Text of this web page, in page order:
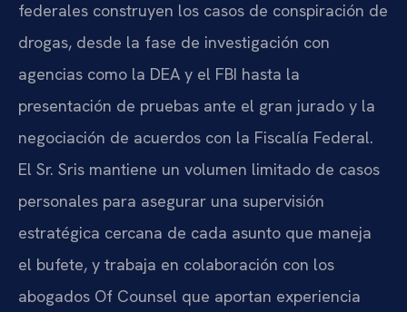
federales construyen los casos de conspiración de
drogas, desde la fase de investigación con
agencias como la DEA y el FBI hasta la
presentación de pruebas ante el gran jurado y la
negociación de acuerdos con la Fiscalía Federal.
El Sr. Sris mantiene un volumen limitado de casos
personales para asegurar una supervisión
estratégica cercana de cada asunto que maneja
el bufete, y trabaja en colaboración con los
abogados Of Counsel que aportan experiencia